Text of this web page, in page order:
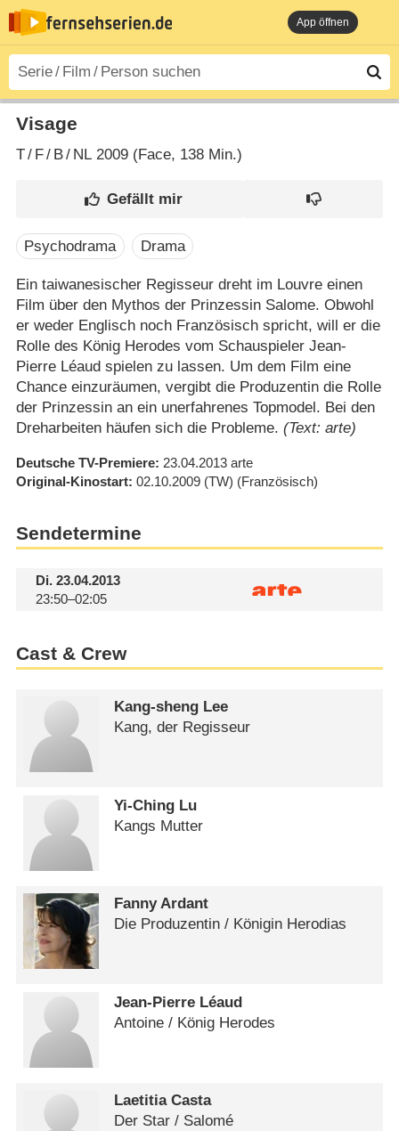
App öffnen
Visage
T/ F/ B/ NL2009 (Face‎, 138 Min.)
Psychodrama Drama
Ein taiwanesischer Regisseur dreht im Louvre einen
Film über den Mythos der Prinzessin Salome. Obwohl
er weder Englisch noch Französisch spricht, will er die
Rolle des König Herodes vom Schauspieler Jean-
Pierre Léaud spielen zu lassen. Um dem Film eine
Chance einzuräumen, vergibt die Produzentin die Rolle
der Prinzessin an ein unerfahrenes Topmodel. Bei den
Dreharbeiten häufen sich die Probleme. (Text: arte)
Deutsche TV-Premiere 23.04.2013 arte
Original-Kinostart 02.10.2009 (TW) (Französisch)
Sendetermine
Di.23.04.2013
23:50–02:05
Cast & Crew
Kang-sheng Lee
Kang, der Regisseur
Yi-Ching Lu
Kangs Mutter
Fanny Ardant
Die Produzentin /​ Königin Herodias
Jean-Pierre Léaud
Antoine /​ König Herodes
Laetitia Casta
Der Star /​ Salomé